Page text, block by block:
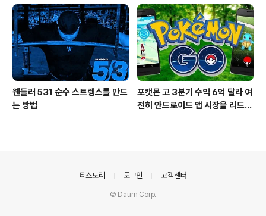
웬들러 531 순수 스트렝스를 만드
는 방법
포캣몬 고 3분기 수익 6억 달라 여
전히 안드로이드 앱 시장을 리드
티스토리 로그인 고객센터
© Daum Corp.